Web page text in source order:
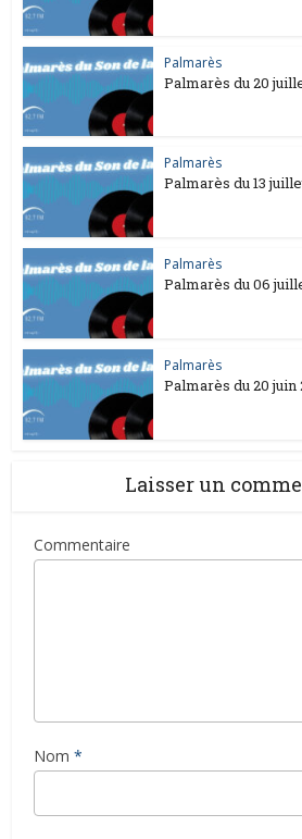
Palmarès
Palmarès du 20
Palmarès
Palmarès du 13
Palmarès
Palmarès du 06
Palmarès
Palmarès du 20 juin
Laisser un
Commentaire
Nom *